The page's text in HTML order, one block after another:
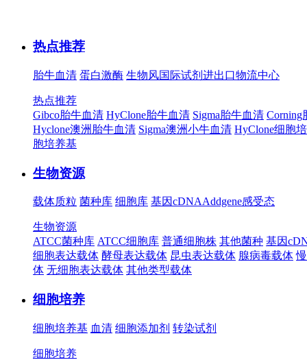
热点推荐
胎牛血清 蛋白激酶 生物风国际试剂进出口物流中心
热点推荐
Gibco胎牛血清 HyClone胎牛血清 Sigma胎牛血清 Corning
Hyclone澳洲胎牛血清 Sigma澳洲小牛血清 HyClone细胞
胞培养基
生物资源
载体质粒 菌种库 细胞库 基因cDNAAddgene感受态
生物资源
ATCC菌种库 ATCC细胞库 普通细胞株 其他菌种 基因
细胞表达载体 酵母表达载体 昆虫表达载体 腺病毒载体
体 无细胞表达载体 其他类型载体
细胞培养
细胞培养基 血清 细胞添加剂 转染试剂
细胞培养